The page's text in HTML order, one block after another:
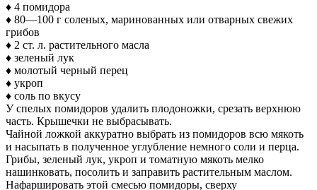
♦ 4 помидора
♦ 80—100 г соленых, маринованных или отварных свежих
грибов
♦ 2 ст. л. растительного масла
♦ зеленый лук
♦ молотый черный перец
♦ укроп
♦ соль по вкусу
У спелых помидоров удалить плодоножки, срезать верхнюю
часть. Крышечки не выбрасывать.
Чайной ложкой аккуратно выбрать из помидоров всю мякоть
и насыпать в полученное углубление немного соли и перца.
Грибы, зеленый лук, укроп и томатную мякоть мелко
нашинковать, посолить и заправить растительным маслом.
Нафаршировать этой смесью помидоры, сверху